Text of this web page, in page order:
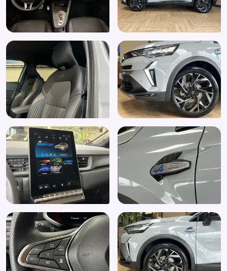
Brake Assist System
Buitenspiegels elektrisch inklapbaar
Buitenspiegels elektrisch verstel- en verwarmbaar
Buitenspiegels in andere kleur
Comfort sportstoel(en)
Dimlichten automatisch
Elektrische ramen achter
Elektrische ramen voor
Elektronische remkrachtverdeling
Elektronisch Stabiliteits Programma
Extra getint glas achter
File assistent
Hill hold functie
Keyless start
LED dagrijverlichting
Multimedia-voorbereiding
Multimedia scherm middel
Multimedia scherm standaard
Niet in gerookt